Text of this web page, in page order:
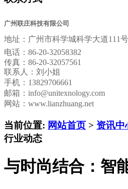
广州联庄科技有限公司
地址： 广州市科学城科学大道111
电话： 86-20-32058382
传真： 86-20-32057561
联系人：刘小姐
手机：13829706661
邮箱： info@unitexnology.com
网站：www.lianzhuang.net
当前位置: 网站首页 > 资讯中
行业动态
与时尚结合：智